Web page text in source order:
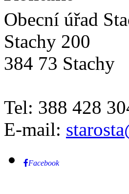
Obecní úřad
Stachy 200
384 73 Stachy
Tel: 388 428
E-mail:
Facebook